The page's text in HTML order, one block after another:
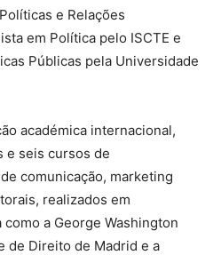
e Relações
em Política pelo ISCTE e
Públicas pela Universidade
académica internacional,
e seis cursos de
comunicação, marketing
realizados em
a George Washington
de Direito de Madrid e a